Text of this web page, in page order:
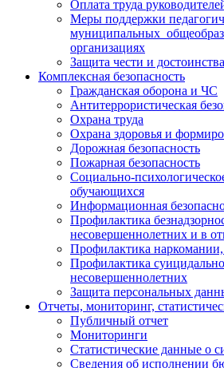
Оплата труда
Меры поддержки
муниципальных
организациях
Защита чести и
Комплексная безопасность
Гражданская оборона и ЧС
Антитеррористическая
Охрана труда
Охрана здоровья и
Дорожная безопасность
Пожарная безопасность
Социально-
обучающихся
Информационная
Профилактика
несовершеннолетних и в
Профилактика
Профилактика
несовершеннолетних
Защита персональных
Отчеты, мониторинг,
Публичный отчет
Мониторинги
Статистические данные о
Сведения об исполнении